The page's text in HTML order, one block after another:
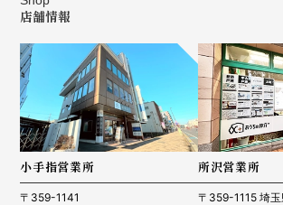
店舗情報
小手指営業所
〒359-1141
所沢営業所
〒359-1115 埼